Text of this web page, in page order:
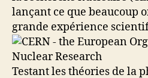
lançant ce que beaucoup
grande expérience
Testant les théories de la